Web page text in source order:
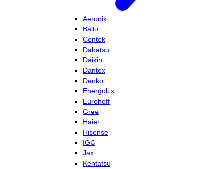
Aeronik
Ballu
Centek
Dahatsu
Daikin
Dantex
Denko
Energolux
Eurohoff
Gree
Haier
Hisense
IGC
Jax
Kentatsu